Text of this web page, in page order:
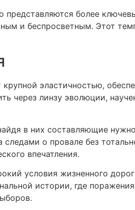
более
и беспросветным. Этот
эластичностью,
через линзу эволюции,
в них составляющие
о провале без
впечатления.
условия жизненного
истории, где